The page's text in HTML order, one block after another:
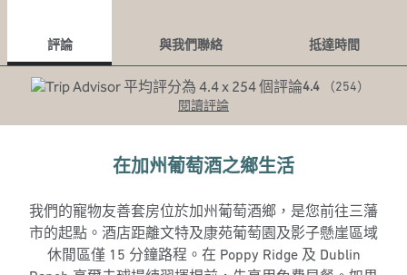
評論 與我們聯絡
抵達時間
4.4 （254）
閱讀評論
在加州葡萄酒之鄉生活
我們的寵物友善套房位於加州葡萄酒鄉，是您前往三藩
市的起點。酒店距離文特及康苑葡萄園及影子懸崖區域
休閒區僅 15 分鐘路程。在 Poppy Ridge 及 Dublin